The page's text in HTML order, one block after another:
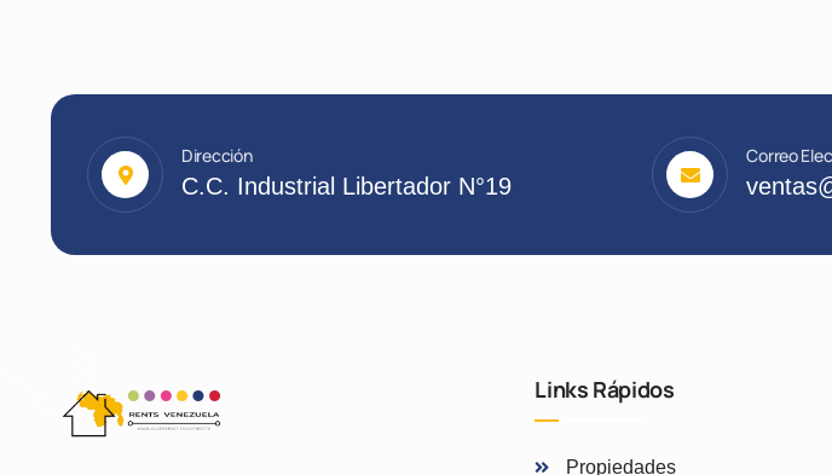
Dirección
C.C. Industrial Libertador N°19
Correo
Links Rápidos
Propiedades